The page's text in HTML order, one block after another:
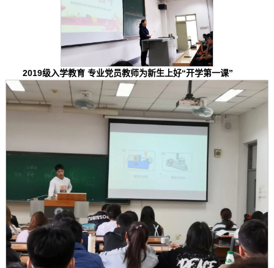
2019级入学教育 专业党员教师为新生上好“开学第一课”